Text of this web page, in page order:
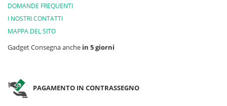
DOMANDE FREQUENTI
I NOSTRI CONTATTI
MAPPA DEL SITO
Gadget Consegna anche in 5 giorni
PAGAMENTO IN CONTRASSEGNO